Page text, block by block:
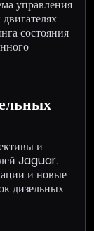
управления
состояния
и
Jaguar.
и новые
дизельных